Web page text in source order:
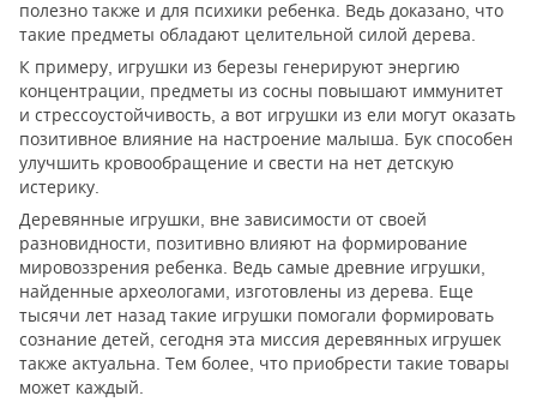
полезно также и для психики ребенка. Ведь доказано, что
такие предметы обладают целительной силой дерева.
К примеру, игрушки из березы генерируют энергию
концентрации, предметы из сосны повышают иммунитет
и стрессоустойчивость, а вот игрушки из ели могут оказать
позитивное влияние на настроение малыша. Бук способен
улучшить кровообращение и свести на нет детскую
истерику.
Деревянные игрушки, вне зависимости от своей
разновидности, позитивно влияют на формирование
мировоззрения ребенка. Ведь самые древние игрушки,
найденные археологами, изготовлены из дерева. Еще
тысячи лет назад такие игрушки помогали формировать
сознание детей, сегодня эта миссия деревянных игрушек
также актуальна. Тем более, что приобрести такие товары
может каждый.